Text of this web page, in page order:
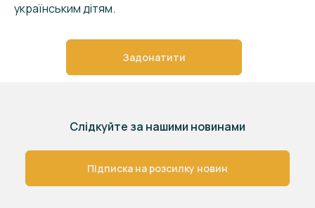
українським дітям.
Задонатити
Слідкуйте за нашими новинами
Підписка на розсилку новин